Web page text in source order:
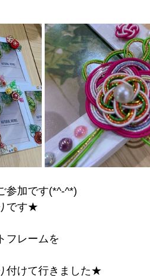
参加です(*^-^*)
です★
フレームを
付けて行きました★